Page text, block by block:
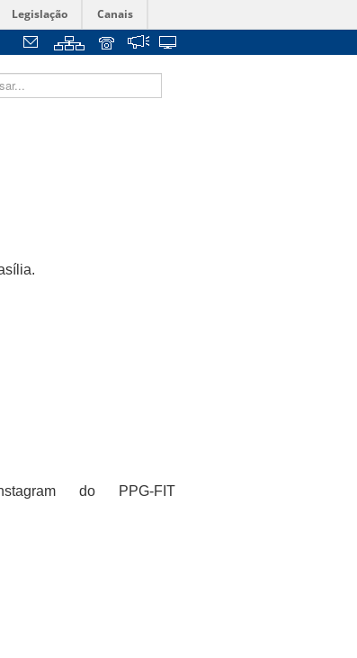
Legislação Canais
do PPG-FIT